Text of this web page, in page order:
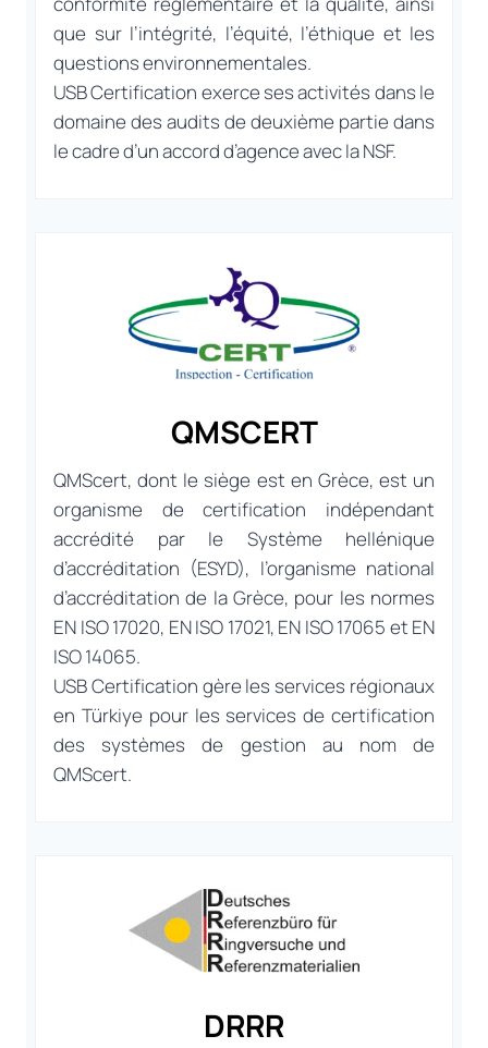
que sur l’intégrité, l’équité, l’éthique et les
questions environnementales.
USB Certification exerce ses activités dans le
domaine des audits de deuxième partie dans
le cadre d’un accord d’agence avec la NSF.
QMSCERT
QMScert, dont le siège est en Grèce, est un
organisme de certification indépendant
accrédité par le Système hellénique
d’accréditation (ESYD), l’organisme national
d’accréditation de la Grèce, pour les normes
EN ISO 17020, EN ISO 17021, EN ISO 17065 et EN
ISO 14065.
USB Certification gère les services régionaux
en Türkiye pour les services de certification
des systèmes de gestion au nom de
QMScert.
DRRR